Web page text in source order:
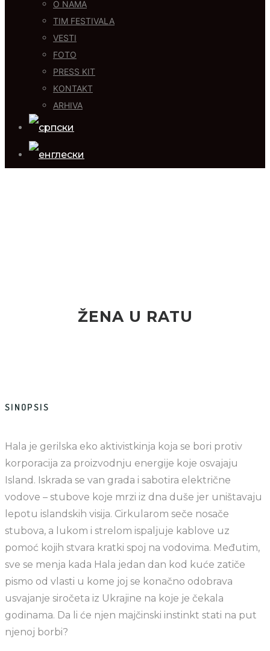
O NAMA
TIM FESTIVALA
VESTI
FOTO
PRESS KIT
KONTAKT
ARHIVA
ŽENA U RATU
SINOPSIS
Hala je gerilska eko aktivistkinja koja se bori protiv
korporacija za proizvodnju energije koje osvajaju
Island. Iskrada se van grada i sabotira električne
vodove – stubove koje mrzi iz dna duše jer uništavaju
lepotu islandskih visija. Cirkularom seče nosače
stubova, a lukom i strelom ispaljuje kablove uz
pomoć kojih stvara kratki spoj na vodovima. Međutim,
sve se menja kada Hala jedan dan kod kuće zatiče
pismo od vlasti u kome joj se konačno odobrava
usvajanje siročeta iz Ukrajine na koje je čekala
godinama. Da li će njen majčinski instinkt stati na put
njenoj borbi?